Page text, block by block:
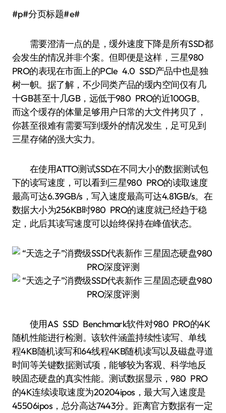
#p#分页标题#e#
需要澄清一点的是，缓外速度下降是所有SSD都
会发生的情况并非个案。但即便是这样，三星980
PRO的表现在市面上的PCIe 4.0 SSD产品中也是独
树一帜。据了解，不少同类产品的缓内空间仅有几
十GB甚至十几GB，远低于980 PRO的近100GB。
而这个缓存的体量足够用户日常的大文件拷贝了，
你甚至很难有需要写到缓外的情况发生，足可见到
三星存储的强大实力。
在使用ATTO测试SSD在不同大小的数据测试包
下的读写速度，可以看到三星980 PRO的读取速度
最高可达6.39GB/s，写入速度最高可达4.81GB/s。在
数据大小为256KB时980 PRO的速度就已经趋于稳
定，此后其读写速度可以始终保持在峰值状态。
使用AS SSD Benchmark软件对980 PRO的4K
随机性能进行检测。该软件涵盖持续性读写、单线
程4KB随机读写和64线程4KB随机读写以及磁盘寻道
时间等关键数据测试项，能够较为客观、科学地反
映固态硬盘的真实性能。测试数据显示，980 PRO
的4K连续读取速度为20204ipos，最大写入速度是
45506ipos，总分高达7443分。距离官方数据有一定